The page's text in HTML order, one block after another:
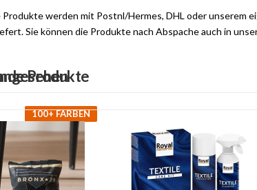
Produkte werden mit Postnl/Hermes, DHL oder unserem
Sie können die Produkte nach Abspache auch in
Produkte
100+ FARBEN